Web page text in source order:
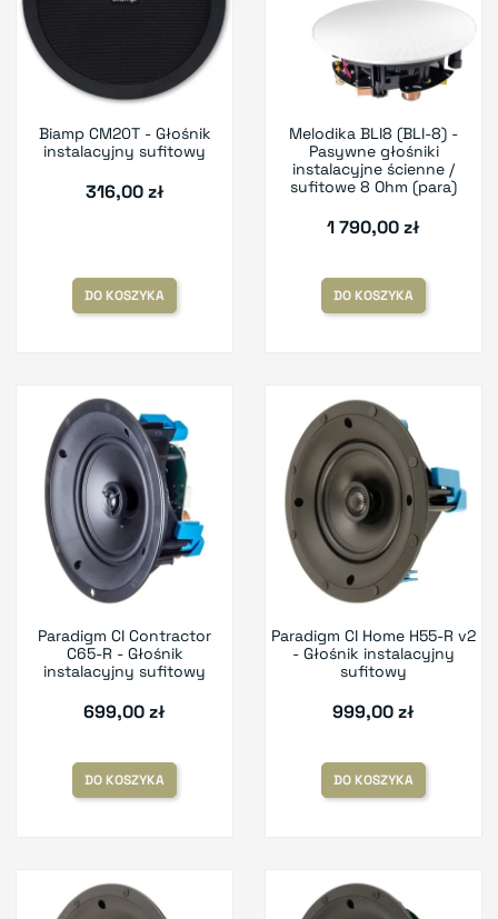
Biamp CM20T - Głośnik
instalacyjny sufitowy
316,00 zł
DO KOSZYKA
Melodika BLI8 (BLI-8) -
Pasywne głośniki
instalacyjne ścienne /
sufitowe 8 Ohm (para)
1 790,00 zł
DO KOSZYKA
Paradigm CI Contractor
C65-R - Głośnik
instalacyjny sufitowy
699,00 zł
DO KOSZYKA
Paradigm CI Home H55-R v2
- Głośnik instalacyjny
sufitowy
999,00 zł
DO KOSZYKA